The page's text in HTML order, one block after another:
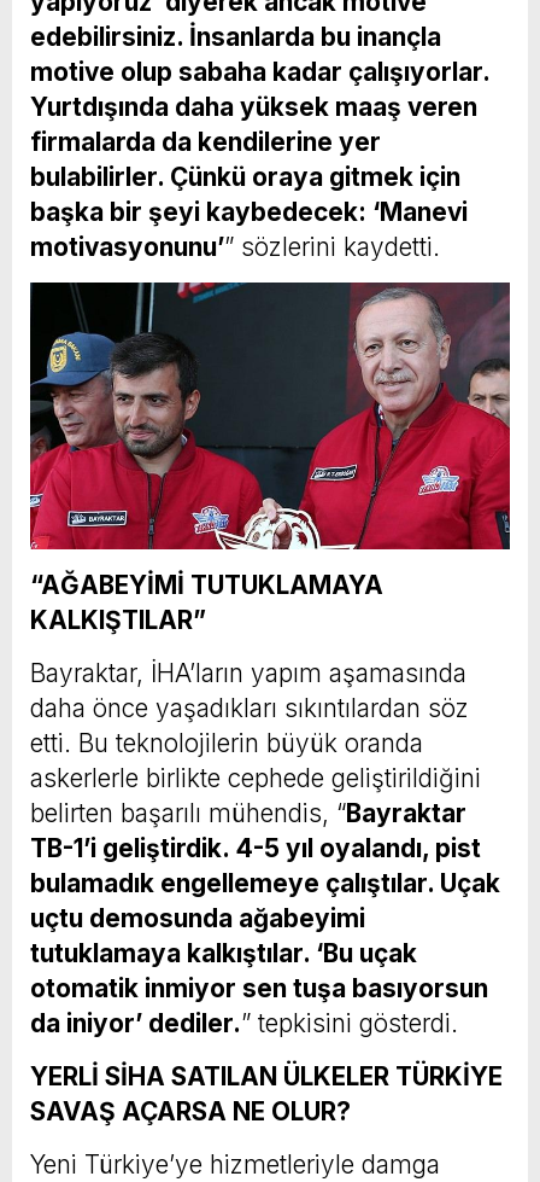
edebilirsiniz. İnsanlarda bu inançla
motive olup sabaha kadar çalışıyorlar.
Yurtdışında daha yüksek maaş veren
firmalarda da kendilerine yer
bulabilirler. Çünkü oraya gitmek için
başka bir şeyi kaybedecek: ‘Manevi
motivasyonunu’” sözlerini kaydetti.
“AĞABEYİMİ TUTUKLAMAYA
KALKIŞTILAR”
Bayraktar, İHA’ların yapım aşamasında
daha önce yaşadıkları sıkıntılardan söz
etti. Bu teknolojilerin büyük oranda
askerlerle birlikte cephede geliştirildiğini
belirten başarılı mühendis, “Bayraktar
TB-1’i geliştirdik. 4-5 yıl oyalandı, pist
bulamadık engellemeye çalıştılar. Uçak
uçtu demosunda ağabeyimi
tutuklamaya kalkıştılar. ‘Bu uçak
otomatik inmiyor sen tuşa basıyorsun
da iniyor’ dediler.” tepkisini gösterdi.
YERLİ SİHA SATILAN ÜLKELER TÜRKİYE
SAVAŞ AÇARSA NE OLUR?
Yeni Türkiye’ye hizmetleriyle damga